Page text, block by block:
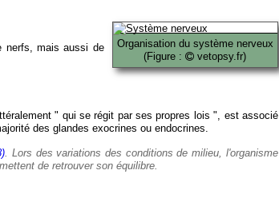
Organisation du système nerveux
(Figure :
vetopsy.fr)
nerfs, mais aussi de
" qui se régit par ses propres lois ", est associé
des glandes exocrines ou endocrines.
. Lors des variations des conditions de milieu, l'organisme
de retrouver son équilibre.